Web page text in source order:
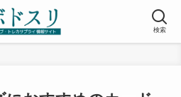
検索